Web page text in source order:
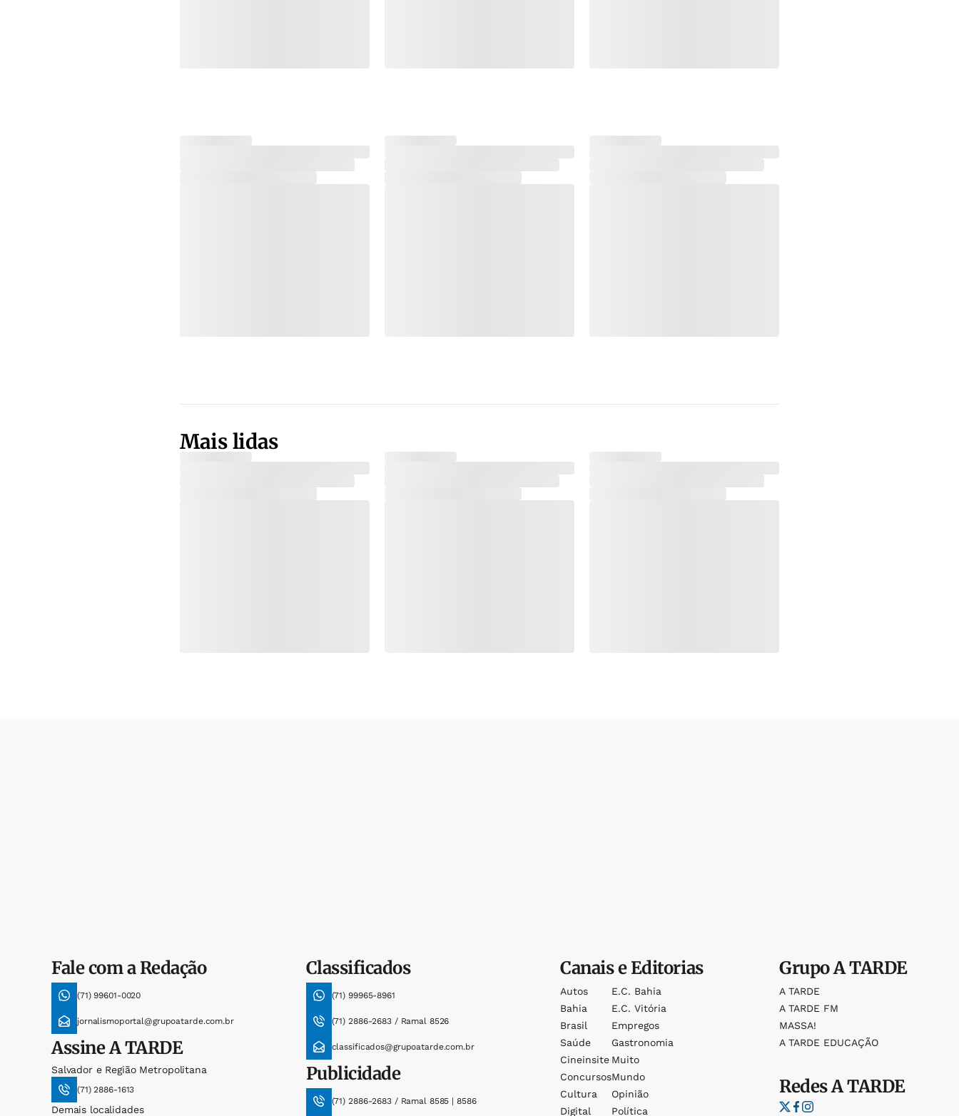
Mais lidas
Fale com a Redação
(71) 99601-0020
jornalismoportal@grupoatarde.com.br
AssineA TARDE
Salvador e Região Metropolitana
(71) 2886-1613
Demais localidades
Classificados
(71) 99965-8961
(71) 2886-2683 / Ramal 8526
classificados@grupoatarde.com.br
Publicidade
(71) 2886-2683 / Ramal 8585 | 8586
Canais e Editorias
Autos
Bahia
Brasil
Saúde
Cineinsite
Concursos
Cultura
Digital
E.c. Bahia
E.c. Vitória
Empregos
Gastronomia
Muito
Mundo
Opinião
Política
GrupoA TARDE
A TARDE
A TARDE FM
MASSA!
A TARDE EDUCAÇÃO
RedesA TARDE